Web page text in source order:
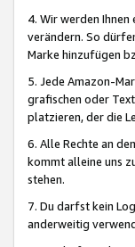
4. Wir werden
verändern. So
Marke hinzufügen
5. Jede Amazon-
grafischen oder
platzieren, der die
6. Alle Rechte an
kommt alleine uns
stehen.
7. Du darfst kein
anderweitig